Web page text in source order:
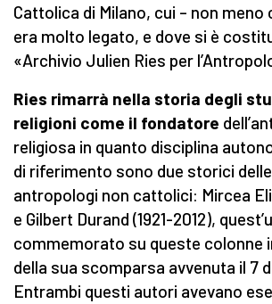
Cattolica di Milano, cui – non meno
era molto legato, e dove si è
«Archivio Julien Ries per
Ries rimarrà nella storia degli
religioni come il fondatore
religiosa in quanto disciplina
di riferimento sono due storici
antropologi non cattolici: Mircea
e Gilbert Durand (1921-2012),
commemorato su queste colonne
della sua scomparsa avvenuta il 7
Entrambi questi autori avevano